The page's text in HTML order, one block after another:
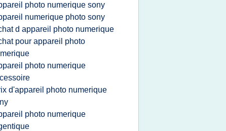
photo numerique sony
numerique photo sony
d appareil photo numerique
pour appareil photo
photo numerique
d'appareil photo numerique
photo numerique